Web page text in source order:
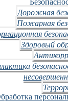
Дорожная
Пожарная
Здоровый